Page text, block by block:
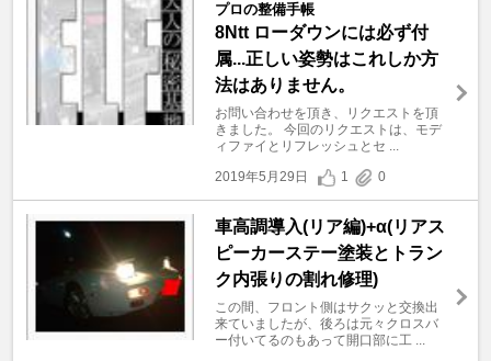
プロの整備手帳
8Ntt ローダウンには必ず付
属...正しい姿勢はこれしか方
法はありません。
お問い合わせを頂き、リクエストを頂
きました。 今回のリクエストは、モデ
ィファイとリフレッシュとセ ...
2019年5月29日
1 0
車高調導入(リア編)+α(リアス
ピーカーステー塗装とトラン
ク内張りの割れ修理)
この間、フロント側はサクッと交換出
来ていましたが、後ろは元々クロスバ
ー付いてるのもあって開口部に工 ...